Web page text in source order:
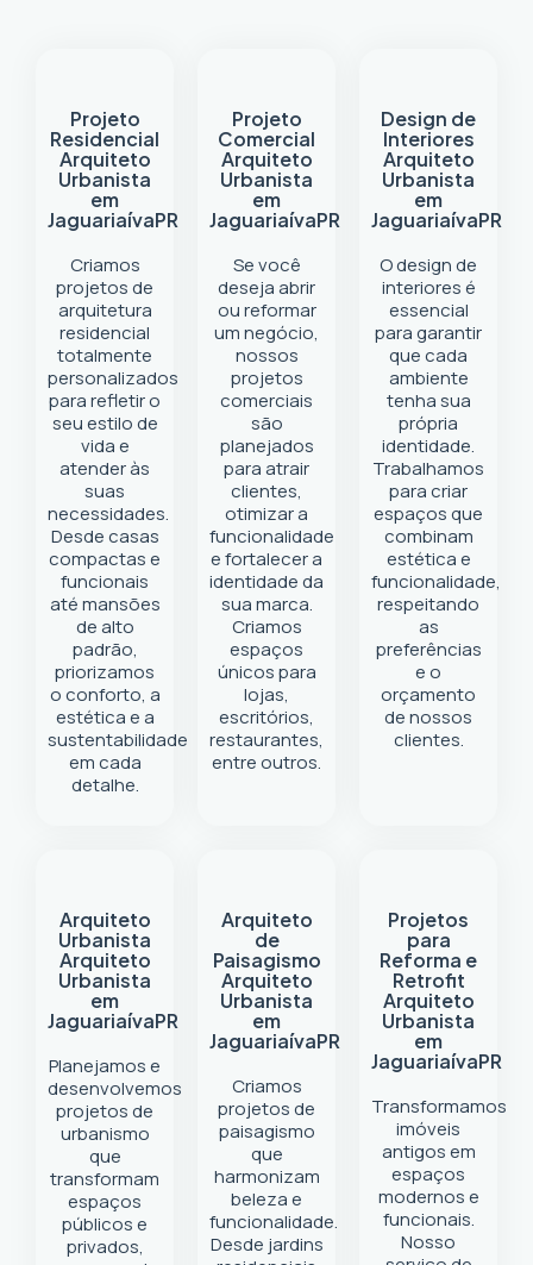
Projeto
Residencial
Arquiteto
Urbanista
em
JaguariaívaPR
Criamos
projetos de
arquitetura
residencial
totalmente
personalizados
para refletir o
seu estilo de
vida e
atender às
suas
necessidades.
Desde casas
compactas e
funcionais
até mansões
de alto
padrão,
priorizamos
o conforto, a
estética e a
sustentabilidade
em cada
detalhe.
Projeto
Comercial
Arquiteto
Urbanista
em
JaguariaívaPR
Se você
deseja abrir
ou reformar
um negócio,
nossos
projetos
comerciais
são
planejados
para atrair
clientes,
otimizar a
funcionalidade
e fortalecer a
identidade da
sua marca.
Criamos
espaços
únicos para
lojas,
escritórios,
restaurantes,
entre outros.
Design de
Interiores
Arquiteto
Urbanista
em
JaguariaívaPR
O design de
interiores é
essencial
para garantir
que cada
ambiente
tenha sua
própria
identidade.
Trabalhamos
para criar
espaços que
combinam
estética e
funcionalidade,
respeitando
as
preferências
e o
orçamento
de nossos
clientes.
Arquiteto
Urbanista
Arquiteto
Urbanista
em
JaguariaívaPR
Planejamos e
desenvolvemos
projetos de
urbanismo
que
transformam
espaços
públicos e
privados,
Arquiteto
de
Paisagismo
Arquiteto
Urbanista
em
JaguariaívaPR
Criamos
projetos de
paisagismo
que
harmonizam
beleza e
funcionalidade.
Desde jardins
Projetos
para
Reforma e
Retrofit
Arquiteto
Urbanista
em
JaguariaívaPR
Transformamos
imóveis
antigos em
espaços
modernos e
funcionais.
Nosso